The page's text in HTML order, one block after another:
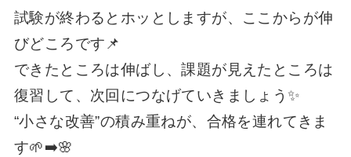
試験が終わるとホッとしますが、ここからが伸
びどころです📌
できたところは伸ばし、課題が見えたところは
復習して、次回につなげていきましょう✨
“小さな改善”の積み重ねが、合格を連れてきま
す🌱➡️🌸